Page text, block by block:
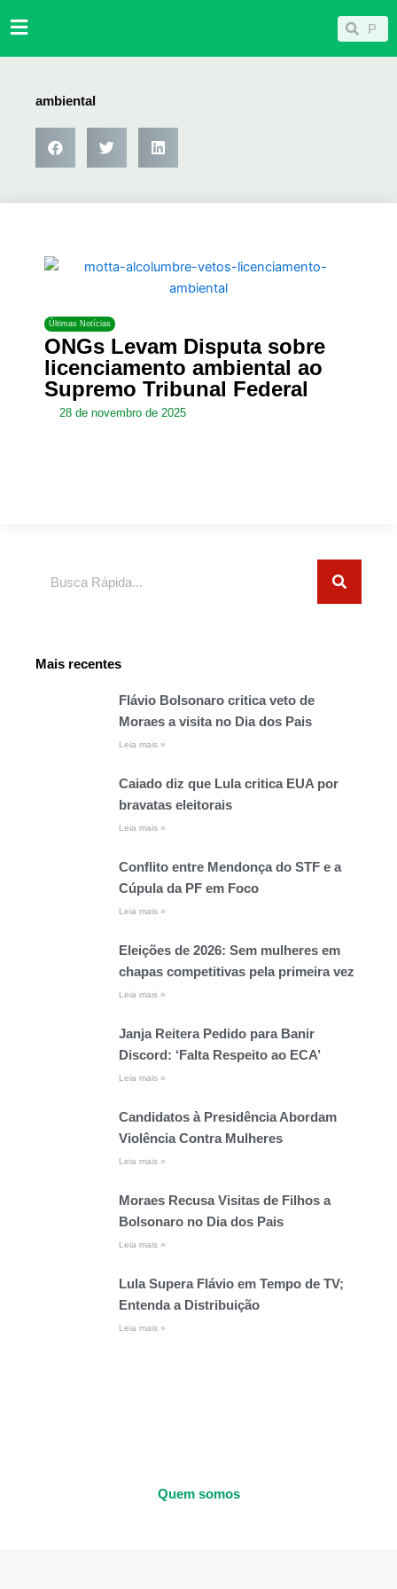
para
Pesquisar
ambiental
Últimas Notícias
ONGs Levam Disputa sobre
licenciamento ambiental ao
Supremo Tribunal Federal
28 de novembro de 2025
Mais recentes
Flávio Bolsonaro critica veto de
Moraes a visita no Dia dos Pais
Leia mais »
Caiado diz que Lula critica EUA por
bravatas eleitorais
Leia mais »
Conflito entre Mendonça do STF e a
Cúpula da PF em Foco
Leia mais »
Eleições de 2026: Sem mulheres em
chapas competitivas pela primeira vez
Leia mais »
Janja Reitera Pedido para Banir
Discord: ‘Falta Respeito ao ECA’
Leia mais »
Candidatos à Presidência Abordam
Violência Contra Mulheres
Leia mais »
Moraes Recusa Visitas de Filhos a
Bolsonaro no Dia dos Pais
Leia mais »
Lula Supera Flávio em Tempo de TV;
Entenda a Distribuição
Leia mais »
Quem somos